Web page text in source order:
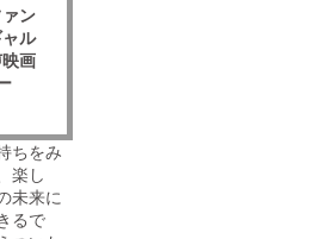
ン
ル
画
ちをみ
楽し
未来に
るで